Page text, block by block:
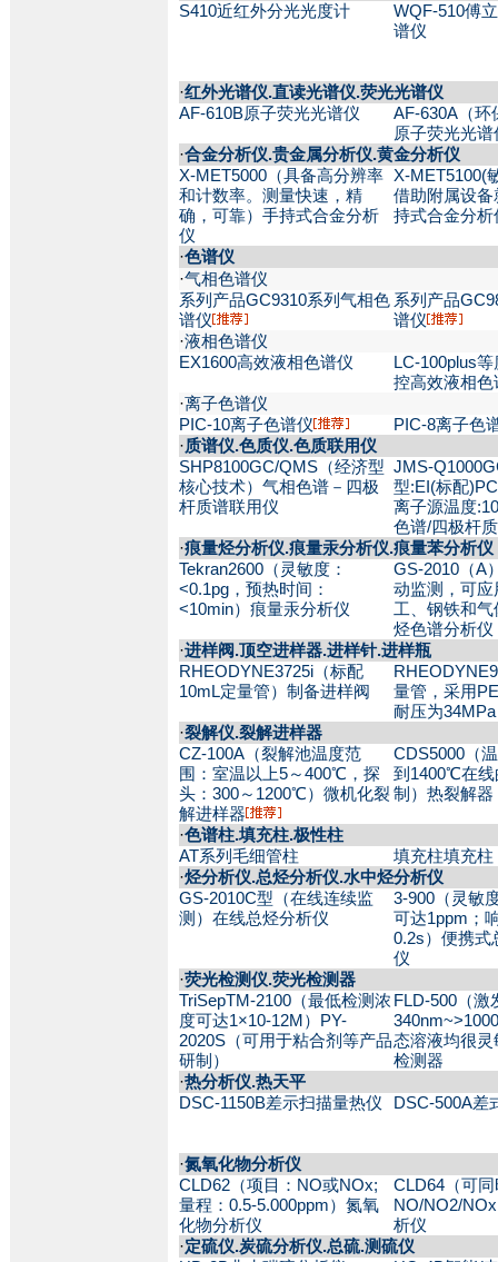
S410近红外分光光度计
WQF-510傅
谱仪
·红外光谱仪.直读光谱仪.荧光光谱仪
AF-610B原子荧光光谱仪
AF-630A（环
原子荧光光谱
·合金分析仪.贵金属分析仪.黄金分析仪
X-MET5000（具备高分辨率
和计数率。测量快速，精
确，可靠）手持式合金分析
仪
X-MET5100(
借助附属设
持式合金分析
·色谱仪
·气相色谱仪
系列产品GC9310系列气相色
谱仪
系列产品
谱仪
·液相色谱仪
EX1600高效液相色谱仪
LC-100plus
控高效液相色
·离子色谱仪
PIC-10离子色谱仪
PIC-8离子色
·质谱仪.色质仪.色质联用仪
SHP8100GC/QMS（经济型
核心技术）气相色谱－四极
杆质谱联用仪
JMS-
型:EI(标配
离子源温度
色谱/四极杆
·痕量烃分析仪.痕量汞分析仪.痕量苯分析仪
Tekran2600（灵敏度：
<0.1pg，预热时间：
<10min）痕量汞分析仪
GS-2010（A
动监测，可
工、钢铁和
烃色谱分析仪
·进样阀.顶空进样器.进样针.进样瓶
RHEODYNE3725i（标配
10mL定量管）制备进样阀
量管，采用
耐压为
·裂解仪.裂解进样器
CZ-100A（裂解池温度范
围：室温以上5～400℃，探
头：300～1200℃）微机化裂
解进样器
CDS5000（
到1400℃在线
制）热裂解器
·色谱柱.填充柱.极性柱
AT系列毛细管柱
填充柱填充柱
·烃分析仪.总烃分析仪.水中烃分析仪
GS-2010C型（在线连续监
测）在线总烃分析仪
3-900（灵敏
可达1ppm；
0.2s）便携式
仪
·荧光检测仪.荧光检测器
TriSepTM-2100（最低检测浓
度可达1×10-12M）PY-
2020S（可用于粘合剂等产品
研制）
FLD-500（激
态溶液均很
检测器
·热分析仪.热天平
DSC-1150B差示扫描量热仪
DSC-500A差
·氮氧化物分析仪
CLD62（项目：NO或NOx;
量程：0.5-5.000ppm）氮氧
化物分析仪
CLD64（可
NO/NO2/
析仪
·定硫仪.炭硫分析仪.总硫.测硫仪